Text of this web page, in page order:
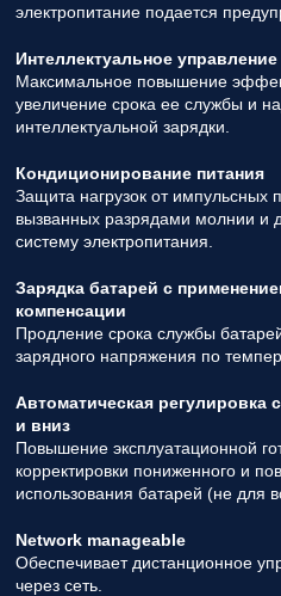
электропитание подается
Интеллектуальное
Максимальное повышение
увеличение срока ее службы и
интеллектуальной зарядки.
Кондиционирование питания
Защита нагрузок от импульсных
вызванных разрядами молнии и
систему электропитания.
Зарядка батарей с
компенсации
Продление срока службы
зарядного напряжения по
Автоматическая регулировка
и вниз
Повышение эксплуатационной
корректировки пониженного и
использования батарей (не для
Network manageable
Обеспечивает дистанционное
через сеть.